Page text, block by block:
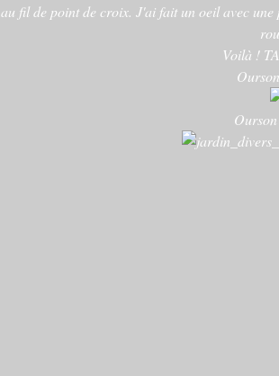
au fil de point de croix. J'ai fait un oeil avec
Voilà !